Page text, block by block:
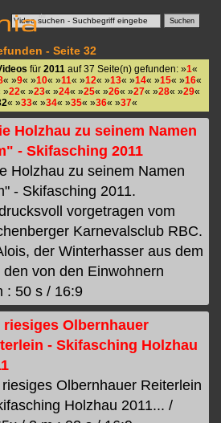
- Seite 32
für2011 auf 37 Seite(n) gefunden: »1«
« »9« »10« »11« »12« »13« »14« »15« »16«
»22« »23« »24« »25« »26« »27« »28« »29«
« »33« »34« »35« »36« »37«
Holzhau zu seinem Namen
- Skifasching 2011
Holzhau zu seinem Namen
- Skifasching 2011.
vorgetragen vom
Karnevalsclub RBC.
der Winterhasser aus dem
von den Einwohnern
: 50 s / 16:9
riesiges Olbernhauer
- Skifasching Holzhau
riesiges Olbernhauer Reiterlein
Holzhau 2011... /